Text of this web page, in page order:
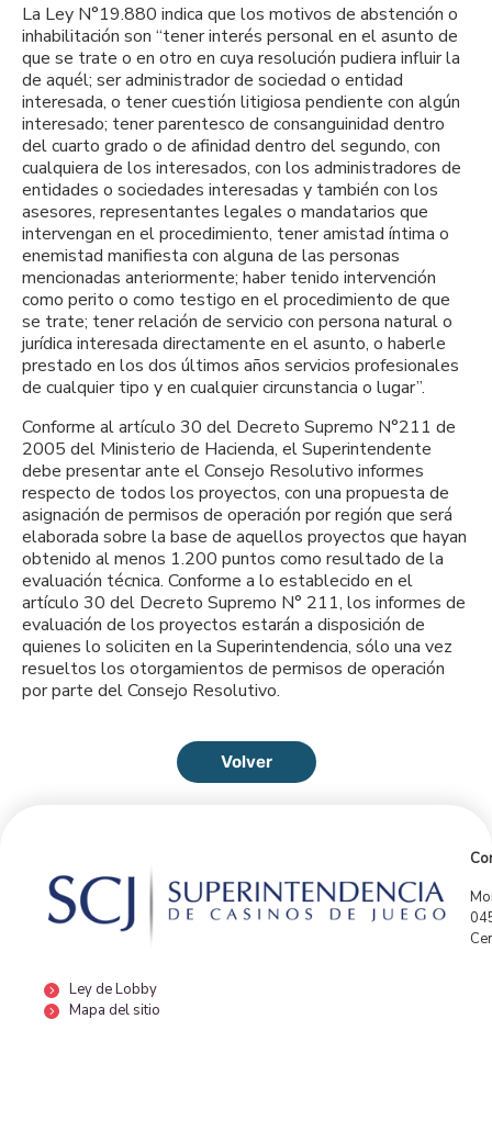
La Ley N°19.880 indica que los motivos de abstención o
inhabilitación son “tener interés personal en el asunto de
que se trate o en otro en cuya resolución pudiera influir la
de aquél; ser administrador de sociedad o entidad
interesada, o tener cuestión litigiosa pendiente con algún
interesado; tener parentesco de consanguinidad dentro
del cuarto grado o de afinidad dentro del segundo, con
cualquiera de los interesados, con los administradores de
entidades o sociedades interesadas y también con los
asesores, representantes legales o mandatarios que
intervengan en el procedimiento, tener amistad íntima o
enemistad manifiesta con alguna de las personas
mencionadas anteriormente; haber tenido intervención
como perito o como testigo en el procedimiento de que
se trate; tener relación de servicio con persona natural o
jurídica interesada directamente en el asunto, o haberle
prestado en los dos últimos años servicios profesionales
de cualquier tipo y en cualquier circunstancia o lugar”.
Conforme al artículo 30 del Decreto Supremo N°211 de
2005 del Ministerio de Hacienda, el Superintendente
debe presentar ante el Consejo Resolutivo informes
respecto de todos los proyectos, con una propuesta de
asignación de permisos de operación por región que será
elaborada sobre la base de aquellos proyectos que hayan
obtenido al menos 1.200 puntos como resultado de la
evaluación técnica. Conforme a lo establecido en el
artículo 30 del Decreto Supremo N° 211, los informes de
evaluación de los proyectos estarán a disposición de
quienes lo soliciten en la Superintendencia, sólo una vez
resueltos los otorgamientos de permisos de operación
por parte del Consejo Resolutivo.
Volver
Ley de Lobby
Mapa del sitio